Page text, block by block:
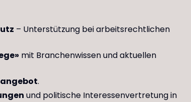
– Unterstützung bei arbeitsrechtlichen
mit Branchenwissen und aktuellen
.
und politische Interessenvertretung in